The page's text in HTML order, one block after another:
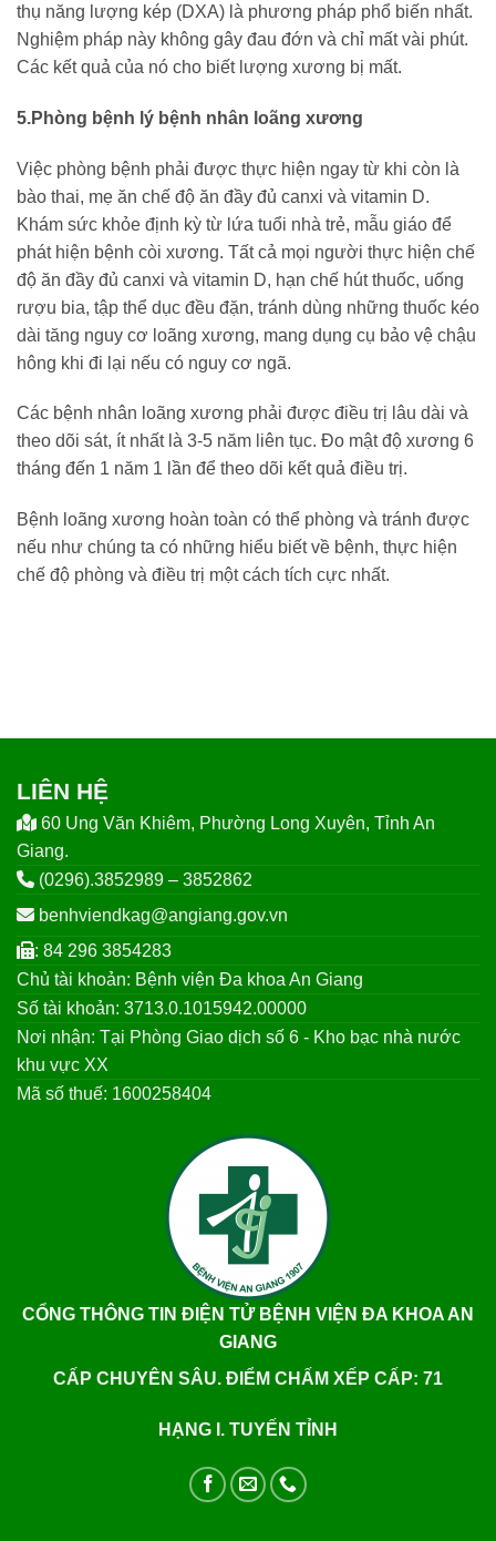
thụ năng lượng kép (DXA) là phương pháp phổ biến nhất.
Nghiệm pháp này không gây đau đớn và chỉ mất vài phút.
Các kết quả của nó cho biết lượng xương bị mất.
5.Phòng bệnh lý bệnh nhân loãng xương
Việc phòng bệnh phải được thực hiện ngay từ khi còn là
bào thai, mẹ ăn chế độ ăn đầy đủ canxi và vitamin D.
Khám sức khỏe định kỳ từ lứa tuổi nhà trẻ, mẫu giáo để
phát hiện bệnh còi xương. Tất cả mọi người thực hiện chế
độ ăn đầy đủ canxi và vitamin D, hạn chế hút thuốc, uống
rượu bia, tập thể dục đều đặn, tránh dùng những thuốc kéo
dài tăng nguy cơ loãng xương, mang dụng cụ bảo vệ chậu
hông khi đi lại nếu có nguy cơ ngã.
Các bệnh nhân loãng xương phải được điều trị lâu dài và
theo dõi sát, ít nhất là 3-5 năm liên tục. Đo mật độ xương 6
tháng đến 1 năm 1 lần để theo dõi kết quả điều trị.
Bệnh loãng xương hoàn toàn có thể phòng và tránh được
nếu như chúng ta có những hiểu biết về bệnh, thực hiện
chế độ phòng và điều trị một cách tích cực nhất.
LIÊN HỆ
60 Ung Văn Khiêm, Phường Long Xuyên, Tỉnh An
Giang.
(0296).3852989 – 3852862
benhviendkag@angiang.gov.vn
: 84 296 3854283
Chủ tài khoản: Bệnh viện Đa khoa An Giang
Số tài khoản: 3713.0.1015942.00000
Nơi nhận: Tại Phòng Giao dịch số 6 - Kho bạc nhà nước
khu vực XX
Mã số thuế: 1600258404
CỔNG THÔNG TIN ĐIỆN TỬ BỆNH VIỆN ĐA KHOA AN
GIANG
CẤP CHUYÊN SÂU. ĐIỂM CHẤM XẾP CẤP: 71
HẠNG I. TUYẾN TỈNH